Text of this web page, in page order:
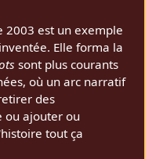
2003 est un exemple
Elle forma la
sont plus courants
où un arc narratif
des
ou ajouter ou
tout ça